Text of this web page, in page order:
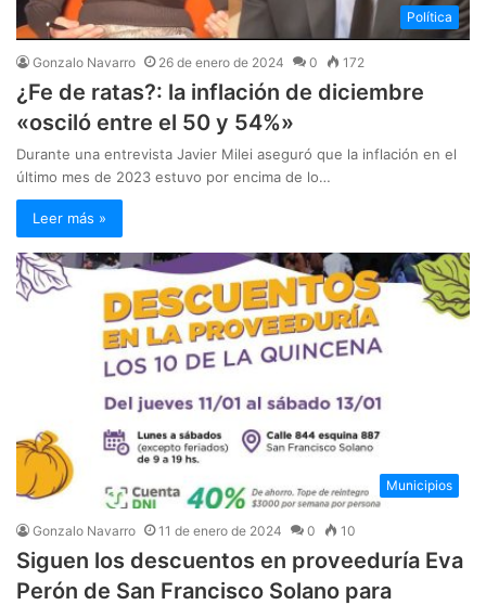
Política
Gonzalo Navarro 26 de enero de 2024 0 172
¿Fe de ratas?: la inflación de diciembre
«osciló entre el 50 y 54%»
Durante una entrevista Javier Milei aseguró que la inflación en el
último mes de 2023 estuvo por encima de lo…
Leer más »
Municipios
Gonzalo Navarro 11 de enero de 2024 0 10
Siguen los descuentos en proveeduría Eva
Perón de San Francisco Solano para